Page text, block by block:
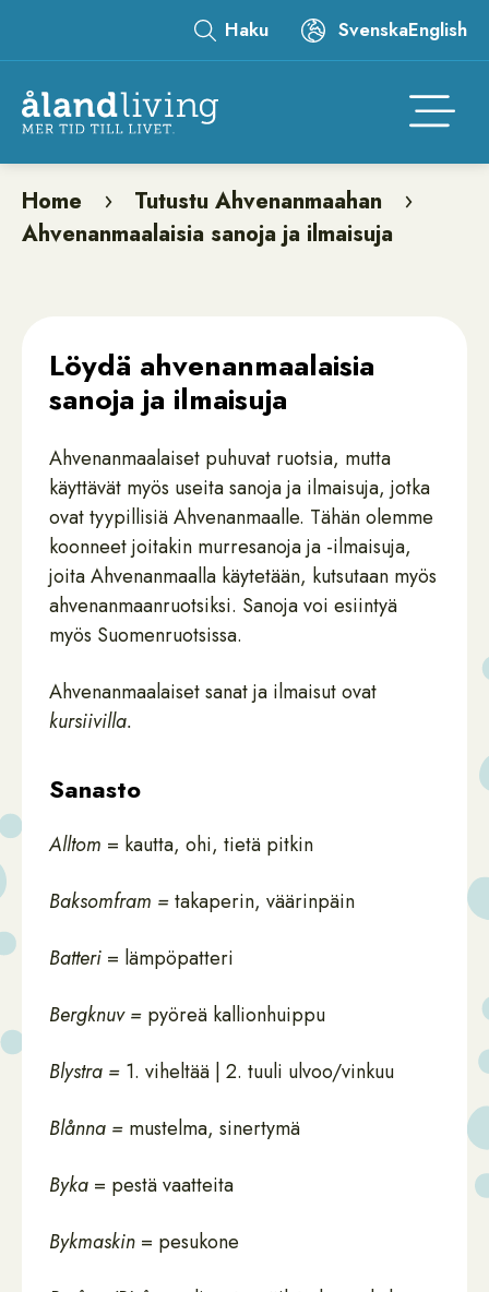
to
main
content
Leaderboard
Haku SvenskaEnglish
Breadcrumb
Home
Tutustu Ahvenanmaahan
Ahvenanmaalaisia sanoja ja ilmaisuja
Löydä ahvenanmaalaisia
sanoja ja ilmaisuja
Ahvenanmaalaiset puhuvat ruotsia, mutta
käyttävät myös useita sanoja ja ilmaisuja, jotka
ovat tyypillisiä Ahvenanmaalle. Tähän olemme
koonneet joitakin murresanoja ja -ilmaisuja,
joita Ahvenanmaalla käytetään, kutsutaan myös
ahvenanmaanruotsiksi. Sanoja voi esiintyä
myös Suomenruotsissa.
Ahvenanmaalaiset sanat ja ilmaisut ovat
kursiivilla.
Sanasto
Alltom = kautta, ohi, tietä pitkin
Baksomfram =takaperin, väärinpäin
Batteri = lämpöpatteri
Bergknuv = pyöreä kallionhuippu
Blystra = 1. viheltää | 2. tuuli ulvoo/vinkuu
Blånna = mustelma, sinertymä
Byka = pestä vaatteita
Bykmaskin = pesukone